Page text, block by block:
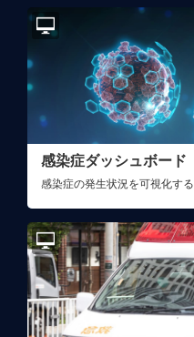
感染症ダッシュボード
感染症の発生状況を可視化する